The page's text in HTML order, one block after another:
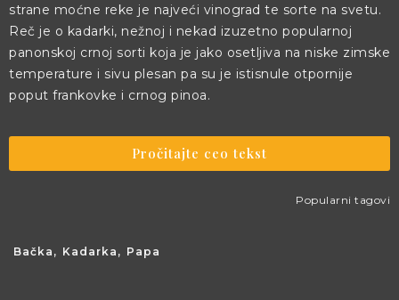
strane moćne reke je najveći vinograd te sorte na svetu.
Reč je o kadarki, nežnoj i nekad izuzetno popularnoj
panonskoj crnoj sorti koja je jako osetljiva na niske zimske
temperature i sivu plesan pa su je istisnule otpornije
poput frankovke i crnog pinoa.
Pročitajte ceo tekst
Popularni tagovi
Bačka , Kadarka , Papa